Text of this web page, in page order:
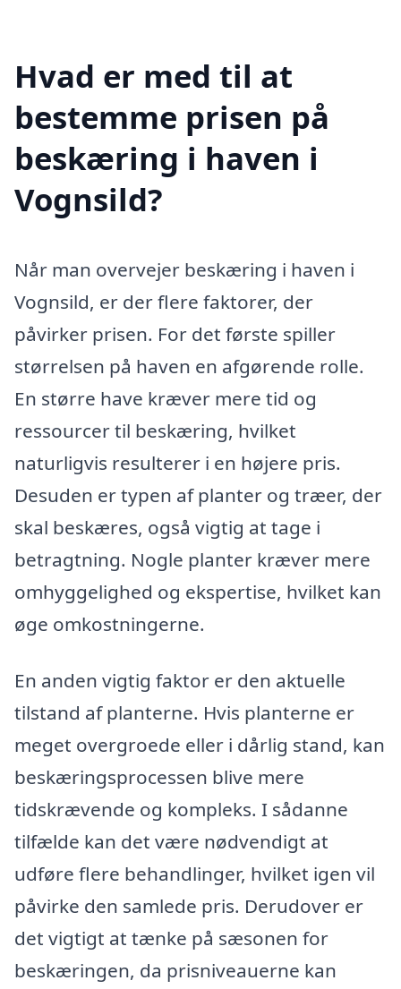
Hvad er med til at
bestemme prisen på
beskæring i haven i
Vognsild?
Når man overvejer beskæring i haven i
Vognsild, er der flere faktorer, der
påvirker prisen. For det første spiller
størrelsen på haven en afgørende rolle.
En større have kræver mere tid og
ressourcer til beskæring, hvilket
naturligvis resulterer i en højere pris.
Desuden er typen af planter og træer, der
skal beskæres, også vigtig at tage i
betragtning. Nogle planter kræver mere
omhyggelighed og ekspertise, hvilket kan
øge omkostningerne.
En anden vigtig faktor er den aktuelle
tilstand af planterne. Hvis planterne er
meget overgroede eller i dårlig stand, kan
beskæringsprocessen blive mere
tidskrævende og kompleks. I sådanne
tilfælde kan det være nødvendigt at
udføre flere behandlinger, hvilket igen vil
påvirke den samlede pris. Derudover er
det vigtigt at tænke på sæsonen for
beskæringen, da prisniveauerne kan